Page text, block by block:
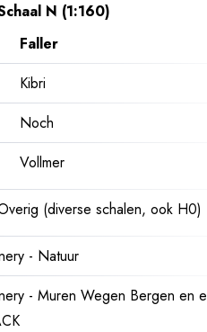
N (1:160)
Faller
Kibri
Noch
Vollmer
(diverse schalen, ook H0)
- Natuur
- Muren Wegen Bergen en